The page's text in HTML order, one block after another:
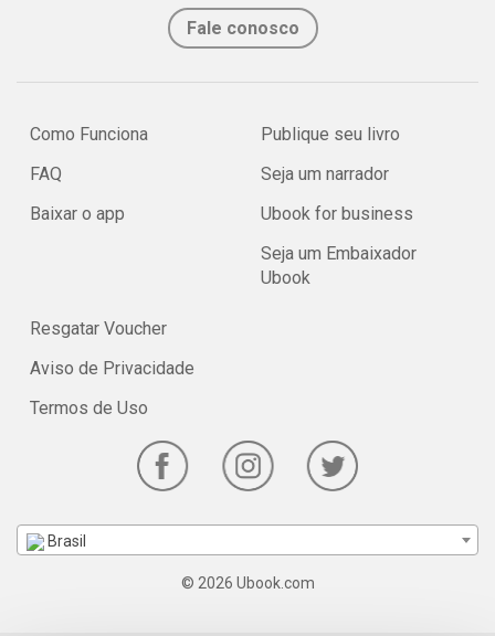
Fale conosco
Como Funciona
FAQ
Baixar o app
Publique seu livro
Seja um narrador
Ubook for business
Seja um Embaixador
Ubook
Resgatar Voucher
Aviso de Privacidade
Termos de Uso
Brasil
© 2026 Ubook.com